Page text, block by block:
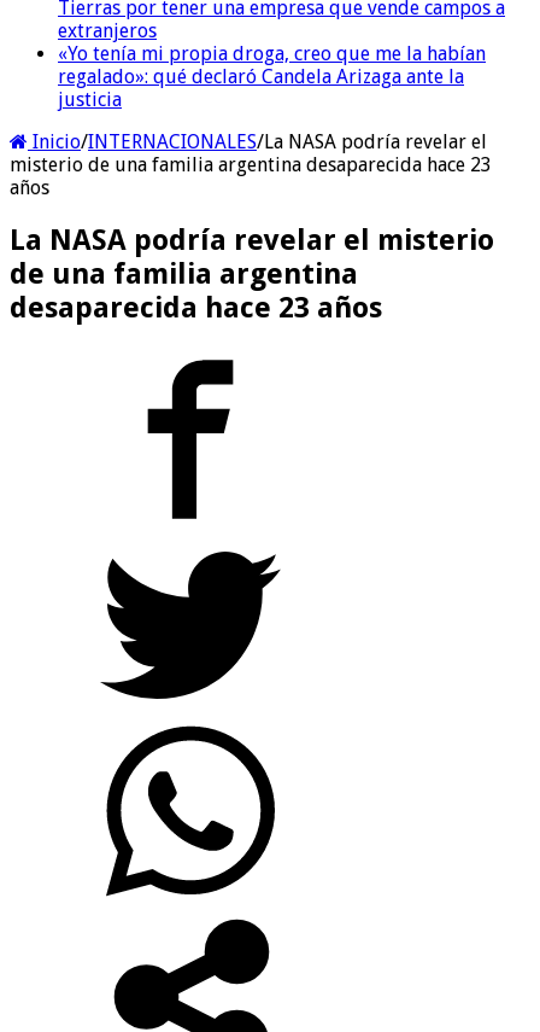
Tierras por tener una empresa que vende campos a
extranjeros
«Yo tenía mi propia droga, creo que me la habían
regalado»: qué declaró Candela Arizaga ante la
justicia
Inicio/INTERNACIONALES/La NASA podría revelar el
misterio de una familia argentina desaparecida hace 23
años
La NASA podría revelar el misterio
de una familia argentina
desaparecida hace 23 años